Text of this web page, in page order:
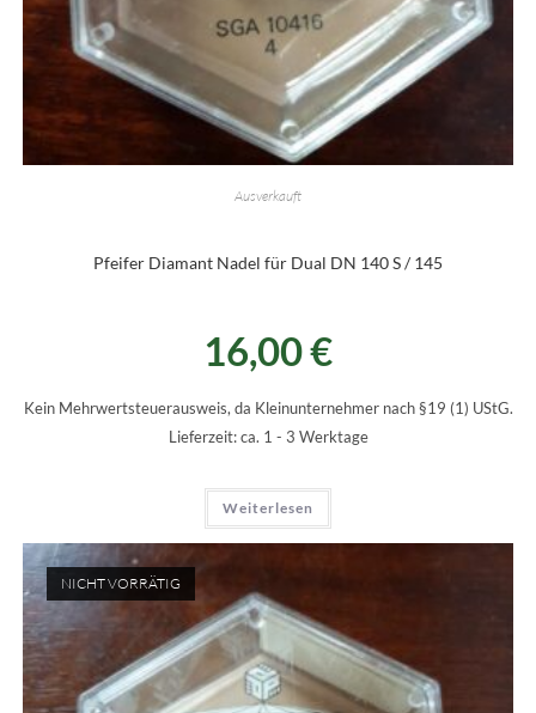
Ausverkauft
Pfeifer Diamant Nadel für Dual DN 140 S / 145
16,00€
Kein Mehrwertsteuerausweis, da Kleinunternehmer nach §19 (1) UStG.
Lieferzeit: ca. 1 - 3 Werktage
Weiterlesen
NICHT VORRÄTIG